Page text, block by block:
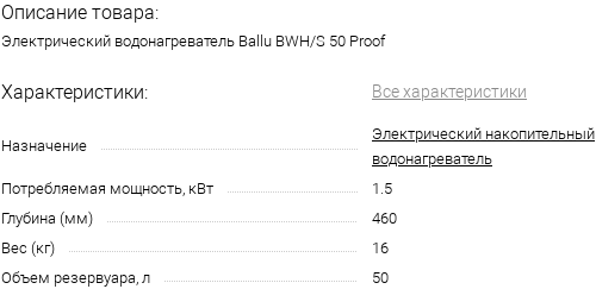
Описание товара:
Электрический водонагреватель Ballu BWH/S 50 Proof
Характеристики: Все характеристики
Назначение
Электрический накопительный
водонагреватель
Потребляемая мощность, кВт
1.5
Глубина (мм)
460
Вес (кг)
16
Объем резервуара, л
50